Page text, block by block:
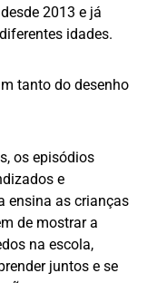
2013 e já
idades.
tanto do desenho
os episódios
e
ensina as crianças
de mostrar a
na escola,
juntos e se